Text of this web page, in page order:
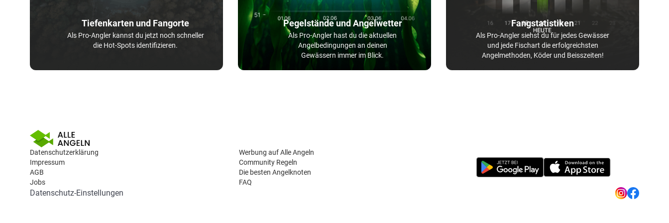
Tiefenkarten und Fangorte
Als Pro-Angler kannst du jetzt noch schneller
die Hot-Spots identifizieren.
Pegelstände und Angelwetter
Als Pro-Angler hast du die aktuellen
Angelbedingungen an deinen
Gewässern immer im Blick.
Fangstatistiken
Als Pro-Angler siehst du für jedes Gewässer
und jede Fischart die erfolgreichsten
Angelmethoden, Köder und Beisszeiten!
Datenschutzerklärung
Impressum
AGB
Jobs
Werbung auf Alle Angeln
Community Regeln
Die besten Angelknoten
FAQ
Datenschutz-Einstellungen